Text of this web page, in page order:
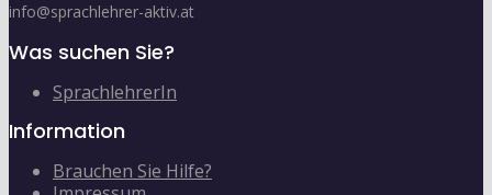
info@sprachlehrer-aktiv.at
Was suchen Sie?
SprachlehrerIn
Information
Brauchen Sie Hilfe?